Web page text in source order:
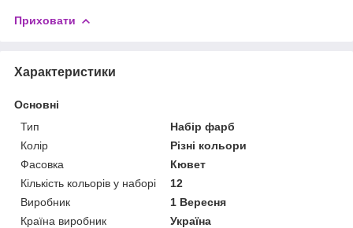
Приховати
Характеристики
Основні
Тип
Набір фарб
Колір
Різні кольори
Фасовка
Кювет
Кількість кольорів у наборі
12
Виробник
1 Вересня
Країна виробник
Україна